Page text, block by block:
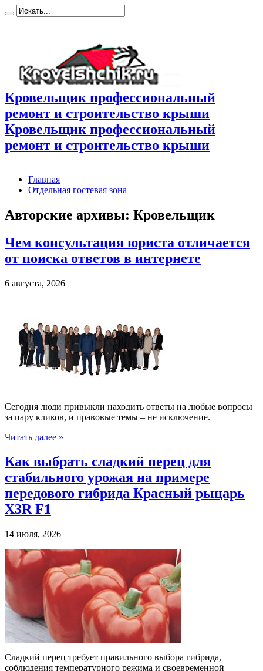
Кровельщик профессиональный
ремонт и строительство крыши
Кровельщик профессиональный
ремонт и строительство крыши
Главная
Отдельная гостевая зона
Авторские архивы: Кровельщик
Чем консультация юриста отличается
от поиска ответов в интернете
6 августа, 2026
Сегодня люди привыкли находить ответы на любые вопросы
за пару кликов, и правовые темы – не исключение.
Читать далее »
Как выбрать сладкий перец для
стабильного урожая на примере
передового гибрида Красный рыцарь
X3R F1
14 июля, 2026
Сладкий перец требует правильного выбора гибрида,
соблюдения температурного режима и своевременной